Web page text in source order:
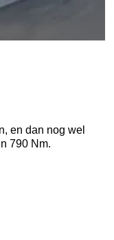
en dan nog wel
790 Nm.